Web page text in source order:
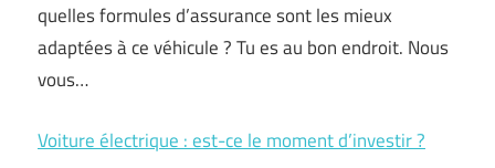
quelles formules d’assurance sont les mieux
adaptées à ce véhicule ? Tu es au bon endroit. Nous
vous…
Voiture électrique : est-ce le moment d’investir ?